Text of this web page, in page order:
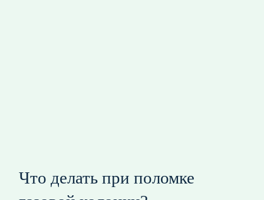
Что делать при поломке